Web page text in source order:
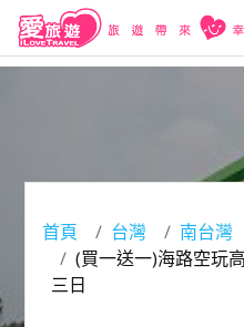
首頁 台灣
南台灣
(買一送一)海路空玩
三日